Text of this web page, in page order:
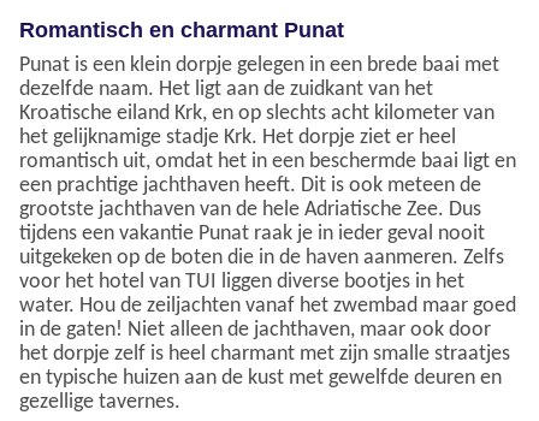
Romantisch en charmant Punat
Punat is een klein dorpje gelegen in een brede baai met
dezelfde naam. Het ligt aan de zuidkant van het
Kroatische eiland Krk, en op slechts acht kilometer van
het gelijknamige stadje Krk. Het dorpje ziet er heel
romantisch uit, omdat het in een beschermde baai ligt en
een prachtige jachthaven heeft. Dit is ook meteen de
grootste jachthaven van de hele Adriatische Zee. Dus
tijdens een vakantie Punat raak je in ieder geval nooit
uitgekeken op de boten die in de haven aanmeren. Zelfs
voor het hotel van TUI liggen diverse bootjes in het
water. Hou de zeiljachten vanaf het zwembad maar goed
in de gaten! Niet alleen de jachthaven, maar ook door
het dorpje zelf is heel charmant met zijn smalle straatjes
en typische huizen aan de kust met gewelfde deuren en
gezellige tavernes.